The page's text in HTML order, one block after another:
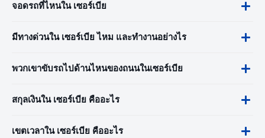
จอดรถที่ไหนใน เซอร์เบีย
มีทางด่วนใน เซอร์เบีย ไหม และทำงานอย่างไร
พวกเขาขับรถไปด้านไหนของถนนในเซอร์เบีย
สกุลเงินใน เซอร์เบีย คืออะไร
เขตเวลาใน เซอร์เบีย คืออะไร